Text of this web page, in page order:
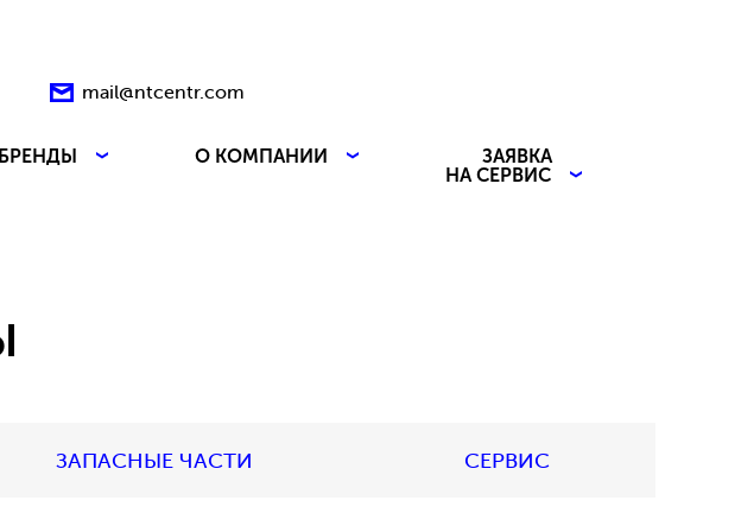
mail@ntcentr.com
БРЕНДЫ О КОМПАНИИ
ЗАЯВКА
НА СЕРВИС
ЗАПАСНЫЕ ЧАСТИ СЕРВИС